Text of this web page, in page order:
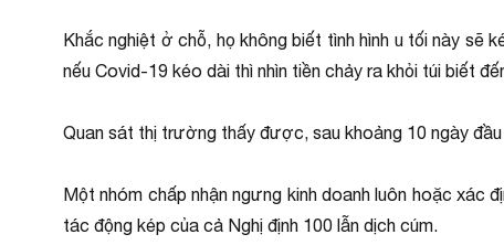
Khắc nghiệt ở chỗ, họ không biết tình hình u tối này sẽ
nếu Covid-19 kéo dài thì nhìn tiền chảy ra khỏi túi biết
Quan sát thị trường thấy được, sau khoảng 10 ngày
Một nhóm chấp nhận ngưng kinh doanh luôn hoặc
tác động kép của cả Nghị định 100 lẫn dịch cúm.